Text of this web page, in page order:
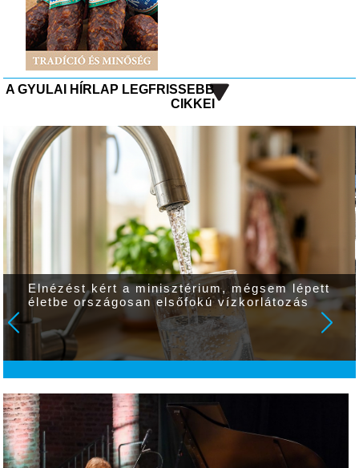
A GYULAI HÍRLAP LEGFRISSEBB
CIKKEI
Elnézést kért a minisztérium, mégsem lépett
életbe országosan elsőfokú vízkorlátozás